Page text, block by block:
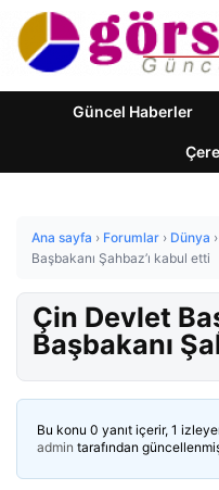
Güncel Haberler
Ana sayfa › Forumlar › Dünya ›
Başbakanı Şahbaz’ı kabul etti
Çin Devlet
Başbakanı
Bu konu 0 yanıt içerir, 1
admin tarafından